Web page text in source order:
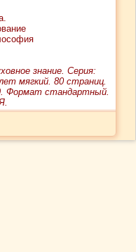
знание. Серия:
мягкий. 80 страниц.
Формат стандартный.